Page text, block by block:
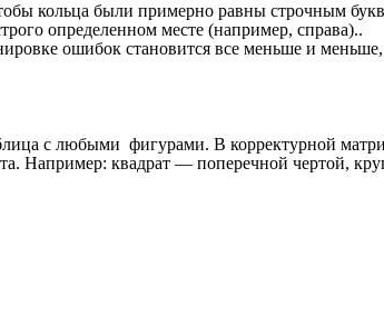
кольца были примерно равны строчным
определенном месте (например, справа)..
ошибок становится все меньше и
с любыми фигурами. В корректурной
Например: квадрат — поперечной чертой,